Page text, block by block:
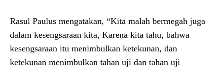
Rasul Paulus mengatakan, “Kita malah bermegah juga
dalam kesengsaraan kita, Karena kita tahu, bahwa
kesengsaraan itu menimbulkan ketekunan, dan
ketekunan menimbulkan tahan uji dan tahan uji